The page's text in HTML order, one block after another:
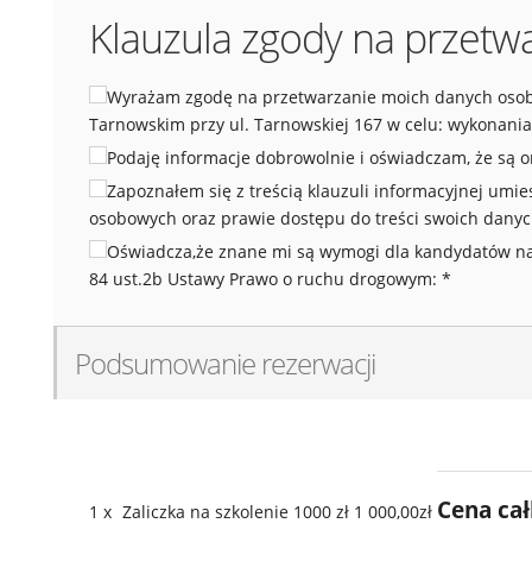
Klauzula zgody na
Wyrażam zgodę na przetwarzanie moich danych
Tarnowskim przy ul. Tarnowskiej 167 w celu:
Podaję informacje dobrowolnie i oświadczam, że są
Zapoznałem się z treścią klauzuli informacyjnej
osobowych oraz prawie dostępu do treści swoich
Oświadcza,że znane mi są wymogi dla kandydatów
84 ust.2b Ustawy Prawo o ruchu drogowym: *
Podsumowanie rezerwacji
1 x Zaliczka na szkolenie 1000 zł 1 000,00zł Cena